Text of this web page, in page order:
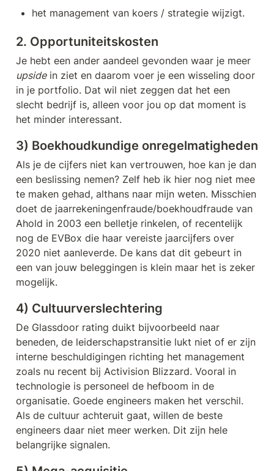
het management van koers / strategie wijzigt.
2. Opportuniteitskosten
upside in ziet en daarom voer je een wisseling door
in je portfolio. Dat wil niet zeggen dat het een
slecht bedrijf is, alleen voor jou op dat moment is
het minder interessant.
3) Boekhoudkundige onregelmatigheden
Als je de cijfers niet kan vertrouwen, hoe kan je dan
een beslissing nemen? Zelf heb ik hier nog niet mee
te maken gehad, althans naar mijn weten. Misschien
doet de jaarrekeningenfraude/boekhoudfraude van
Ahold in 2003 een belletje rinkelen, of recentelijk
nog de EVBox die haar vereiste jaarcijfers over
2020 niet aanleverde. De kans dat dit gebeurt in
een van jouw beleggingen is klein maar het is zeker
mogelijk.
4) Cultuurverslechtering
De Glassdoor rating duikt bijvoorbeeld naar
beneden, de leiderschapstransitie lukt niet of er zijn
interne beschuldigingen richting het management
zoals nu recent bij Activision Blizzard. Vooral in
technologie is personeel de hefboom in de
organisatie. Goede engineers maken het verschil.
Als de cultuur achteruit gaat, willen de beste
engineers daar niet meer werken. Dit zijn hele
belangrijke signalen.